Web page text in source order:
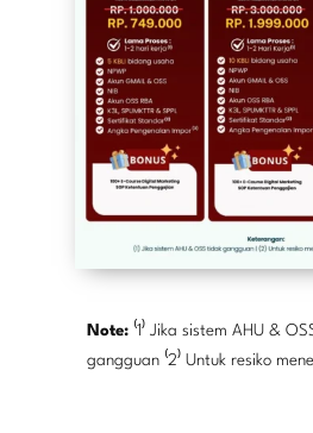
Note: ⁽1⁾ Jika sistem AHU &
gangguan ⁽2⁾ Untuk resiko